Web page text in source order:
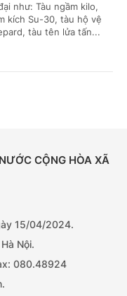
như: Tàu ngầm kilo,
kích Su-30, tàu hộ vệ
tàu tên lửa tấn...
CỘNG HÒA XÃ
15/04/2024.
Nội.
080.48924